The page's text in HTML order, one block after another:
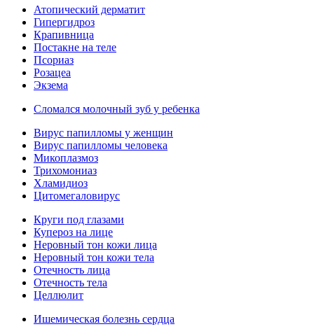
Атопический дерматит
Гипергидроз
Крапивница
Постакне на теле
Псориаз
Розацеа
Экзема
Сломался молочный зуб у ребенка
Вирус папилломы у женщин
Вирус папилломы человека
Микоплазмоз
Трихомониаз
Хламидиоз
Цитомегаловирус
Круги под глазами
Купероз на лице
Неровный тон кожи лица
Неровный тон кожи тела
Отечность лица
Отечность тела
Целлюлит
Ишемическая болезнь сердца